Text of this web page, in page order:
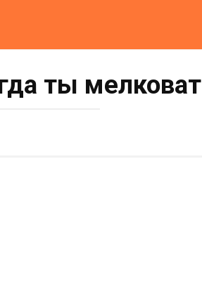
ты мелковат